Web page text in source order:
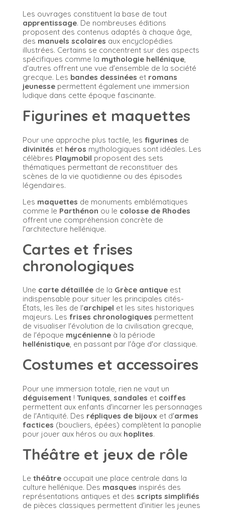
Les ouvrages constituent la base de tout
apprentissage. De nombreuses éditions
proposent des contenus adaptés à chaque âge,
des manuels scolaires aux encyclopédies
illustrées. Certains se concentrent sur des aspects
spécifiques comme la mythologie hellénique,
d'autres offrent une vue d'ensemble de la société
grecque. Les bandes dessinées et romans
jeunesse permettent également une immersion
ludique dans cette époque fascinante.
Figurines et maquettes
Pour une approche plus tactile, les figurines de
divinités et héros mythologiques sont idéales. Les
célèbres Playmobil proposent des sets
thématiques permettant de reconstituer des
scènes de la vie quotidienne ou des épisodes
légendaires.
Les maquettes de monuments emblématiques
comme le Parthénon ou le colosse de Rhodes
offrent une compréhension concrète de
l'architecture hellénique.
Cartes et frises
chronologiques
Une carte détaillée de la Grèce antique est
indispensable pour situer les principales cités-
États, les îles de l'archipel et les sites historiques
majeurs. Les frises chronologiques permettent
de visualiser l'évolution de la civilisation grecque,
de l'époque mycénienne à la période
hellénistique, en passant par l'âge d'or classique.
Costumes et accessoires
Pour une immersion totale, rien ne vaut un
déguisement ! Tuniques sandales et coiffes
permettent aux enfants d'incarner les personnages
de l'Antiquité. Des répliques de bijoux et d'armes
factices (boucliers, épées) complètent la panoplie
pour jouer aux héros ou aux hoplites.
Théâtre et jeux de rôle
Le théâtre occupait une place centrale dans la
culture hellénique. Des masques inspirés des
représentations antiques et des scripts simplifiés
de pièces classiques permettent d'initier les jeunes